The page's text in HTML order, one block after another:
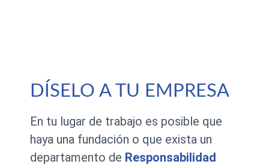
DÍSELO A TU EMPRESA
En tu lugar de trabajo es posible que
haya una fundación o que exista un
departamento de Responsabilidad